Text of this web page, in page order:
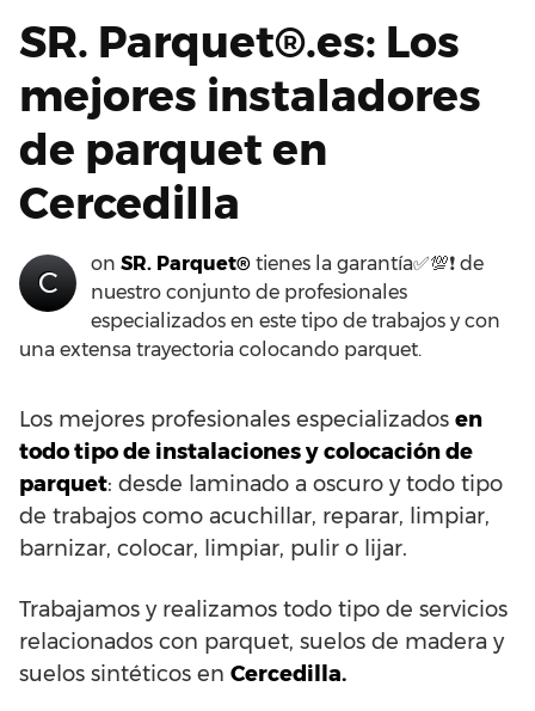
SR. Parquet®.es: Los
mejores instaladores
de parquet en
Cercedilla
C
on SR. Parquet® tienes la garantía✅💯❗ de
nuestro conjunto de profesionales
especializados en este tipo de trabajos y con
una extensa trayectoria colocando parquet.
Los mejores profesionales especializados en
todo tipo de instalaciones y colocación de
parquet: desde laminado a oscuro y todo tipo
de trabajos como acuchillar, reparar, limpiar,
barnizar, colocar, limpiar, pulir o lijar.
Trabajamos y realizamos todo tipo de servicios
relacionados con parquet, suelos de madera y
suelos sintéticos en Cercedilla.